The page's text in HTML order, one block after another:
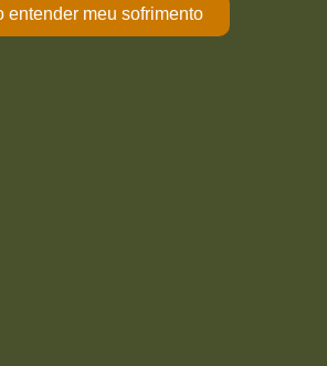
entender meu sofrimento